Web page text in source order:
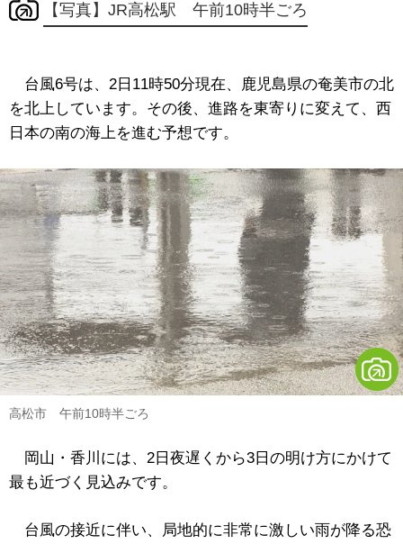
【写真】JR高松駅 午前10時半ごろ
台風6号は、2日11時50分現在、鹿児島県の奄美市の北
を北上しています。その後、進路を東寄りに変えて、西
日本の南の海上を進む予想です。
高松市 午前10時半ごろ
岡山・香川には、2日夜遅くから3日の明け方にかけて
最も近づく見込みです。
台風の接近に伴い、局地的に非常に激しい雨が降る恐